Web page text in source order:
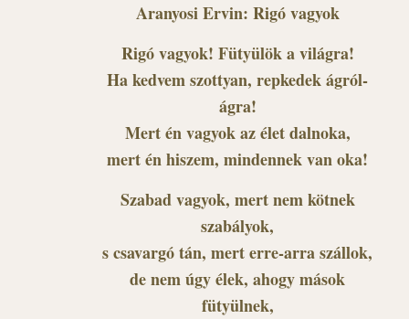
Aranyosi Ervin: Rigó vagyok
Rigó vagyok! Fütyülök a világra!
Ha kedvem szottyan, repkedek ágról-
ágra!
Mert én vagyok az élet dalnoka,
mert én hiszem, mindennek van oka!
Szabad vagyok, mert nem kötnek
szabályok,
s csavargó tán, mert erre-arra szállok,
de nem úgy élek, ahogy mások
fütyülnek,